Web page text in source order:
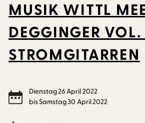
MUSIK WITTL
DEGGINGER
STROMGITARREN
Dienstag26April2022
bisSamstag30 April2022